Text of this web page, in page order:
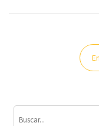
Navegación